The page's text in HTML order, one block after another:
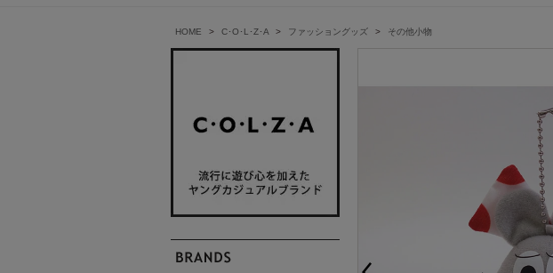
HOME > C･O･L･Z･A > ファッショングッズ > その他小物